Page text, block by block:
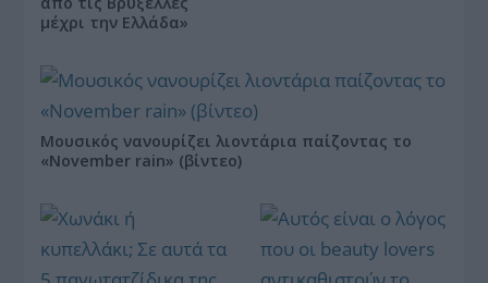
μέχρι την Ελλάδα»
Μουσικός νανουρίζει λιοντάρια παίζοντας το
«November rain» (βίντεο)